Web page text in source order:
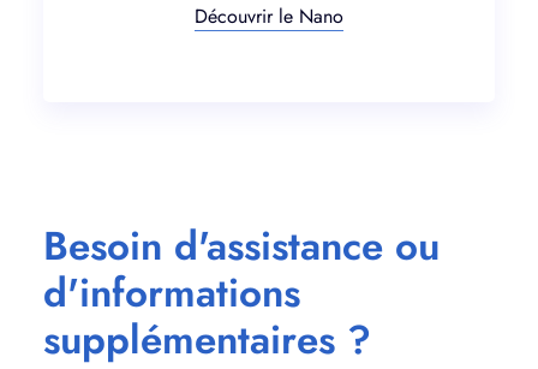
Découvrir le Nano
Besoin d'assistance ou
d'informations
supplémentaires ?